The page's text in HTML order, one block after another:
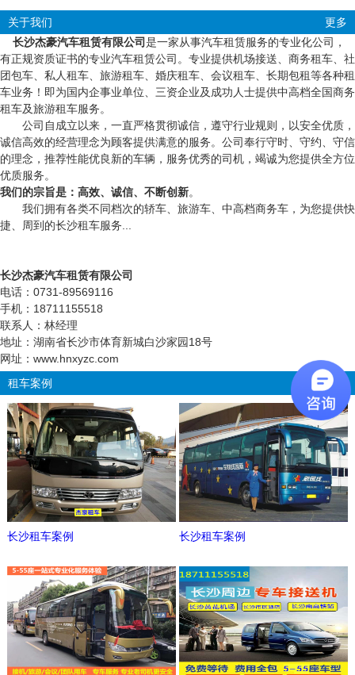
关于我们
更多
长沙杰豪汽车租赁有限公司是一家从事汽车租赁服务的专业化公司，
有正规资质证书的专业汽车租赁公司。专业提供机场接送、商务租车、社
团包车、私人租车、旅游租车、婚庆租车、会议租车、长期包租等各种租
车业务！即为国内企事业单位、三资企业及成功人士提供中高档全国商务
租车及旅游租车服务。
公司自成立以来，一直严格贯彻诚信，遵守行业规则，以安全优质，
诚信高效的经营理念为顾客提供满意的服务。公司奉行守时、守约、守信
的理念，推荐性能优良新的车辆，服务优秀的司机，竭诚为您提供全方位
优质服务。
我们的宗旨是：高效、诚信、不断创新。
我们拥有各类不同档次的轿车、旅游车、中高档商务车，为您提供快
捷、周到的长沙租车服务...
长沙杰豪汽车租赁有限公司
电话：0731-89569116
手机：18711155518
联系人：林经理
地址：湖南省长沙市体育新城白沙家园18号
网址：www.hnxyzc.com
租车案例
更多
长沙租车案例 长沙租车案例